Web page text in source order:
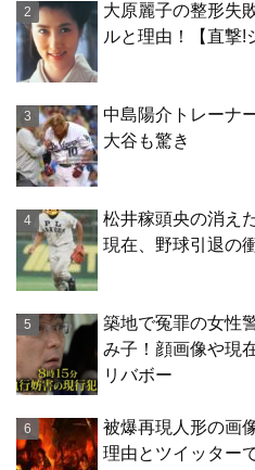
大原麗子の整形失
ルと理由！【直撃!
中島陽介トレーナ
大谷も驚き
松井稼頭央の消え
現在、野球引退の
築地で冤罪の女性
み子！顔画像や現
リバボー
被爆再現人形の画
理由とツイッター